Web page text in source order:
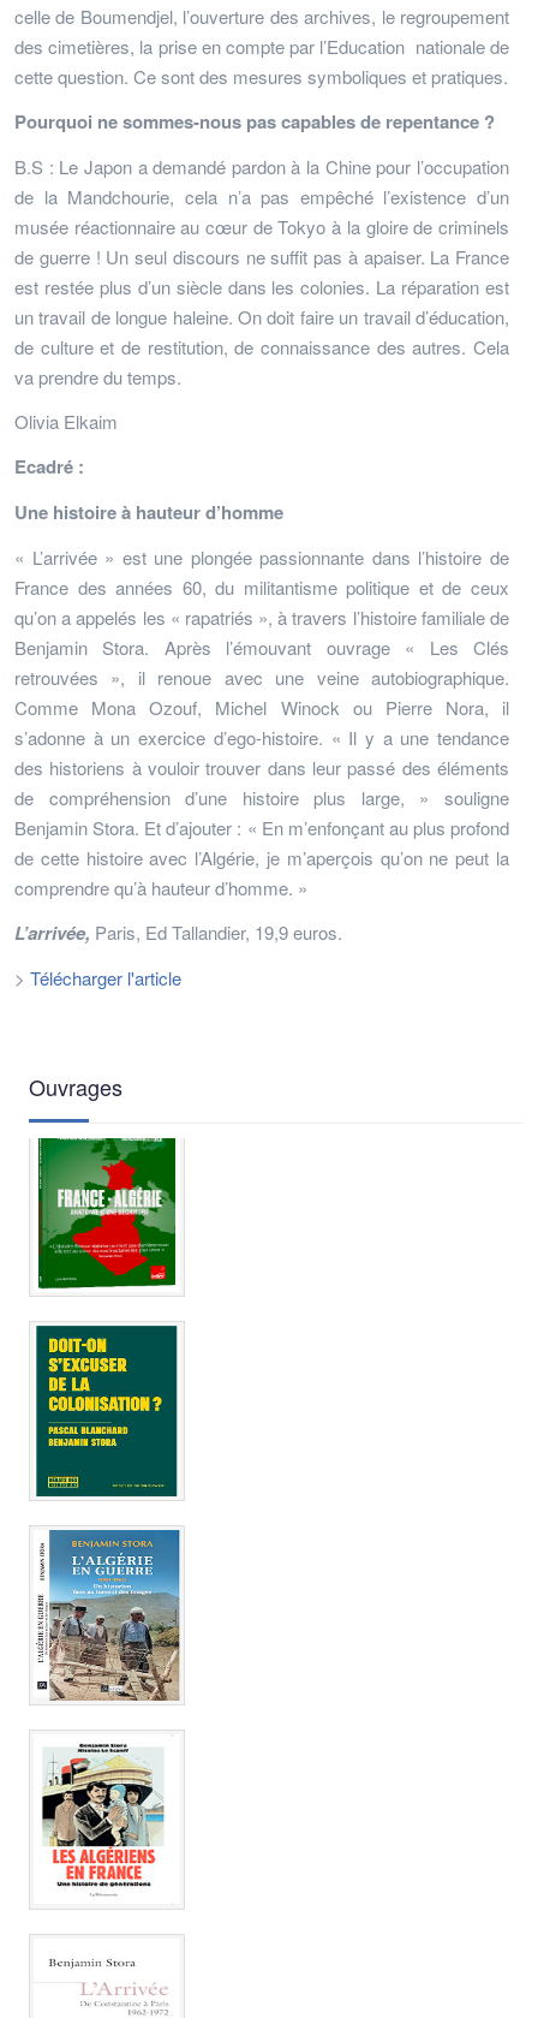
celle de Boumendjel, l’ouverture des archives, le regroupement
des cimetières, la prise en compte par l’Education nationale de
cette question. Ce sont des mesures symboliques et pratiques.
Pourquoi ne sommes-nous pas capables de repentance ?
B.S : Le Japon a demandé pardon à la Chine pour l’occupation
de la Mandchourie, cela n’a pas empêché l’existence d’un
musée réactionnaire au cœur de Tokyo à la gloire de criminels
de guerre ! Un seul discours ne suffit pas à apaiser. La France
est restée plus d’un siècle dans les colonies. La réparation est
un travail de longue haleine. On doit faire un travail d’éducation,
de culture et de restitution, de connaissance des autres. Cela
va prendre du temps.
Olivia Elkaim
Ecadré :
Une histoire à hauteur d’homme
« L’arrivée » est une plongée passionnante dans l’histoire de
France des années 60, du militantisme politique et de ceux
qu’on a appelés les « rapatriés », à travers l’histoire familiale de
Benjamin Stora. Après l’émouvant ouvrage « Les Clés
retrouvées », il renoue avec une veine autobiographique.
Comme Mona Ozouf, Michel Winock ou Pierre Nora, il
s’adonne à un exercice d’ego-histoire. « Il y a une tendance
des historiens à vouloir trouver dans leur passé des éléments
de compréhension d’une histoire plus large, » souligne
Benjamin Stora. Et d’ajouter : « En m’enfonçant au plus profond
de cette histoire avec l’Algérie, je m’aperçois qu’on ne peut la
comprendre qu’à hauteur d’homme. »
L’arrivée, Paris, Ed Tallandier, 19,9 euros.
> Télécharger l'article
Ouvrages